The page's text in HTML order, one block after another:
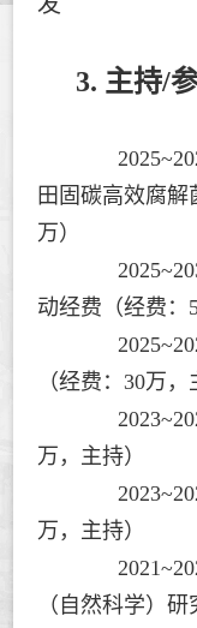
3. 主持/
田固碳高效腐
万）
动经费（经费
（经费：30万，
万，主持）
万，主持）
（自然科学）